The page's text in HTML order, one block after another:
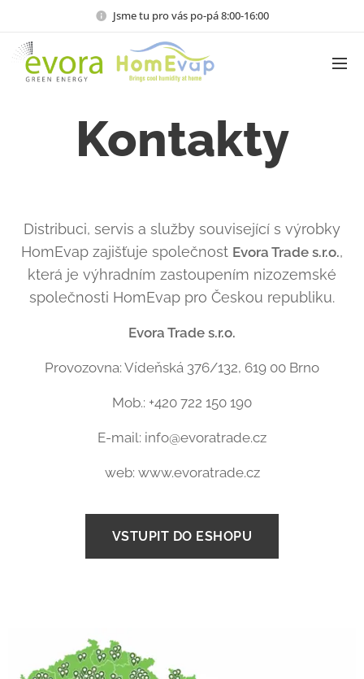
Jsme tu pro vás po-pá 8:00-16:00
Kontakty
Distribuci, servis a služby související s výrobky
HomEvap zajišťuje společnost Evora Trade s.r.o.,
která je výhradním zastoupením nizozemské
společnosti HomEvap pro Českou republiku.
Evora Trade s.r.o.
Provozovna: Vídeňská 376/132, 619 00 Brno
Mob.: +420 722 150 190
E-mail: info@evoratrade.cz
web: www.evoratrade.cz
VSTUPIT DO ESHOPU